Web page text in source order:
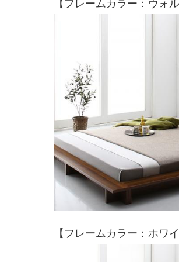
【フレームカラー：ウォ
【フレームカラー：ホワイ